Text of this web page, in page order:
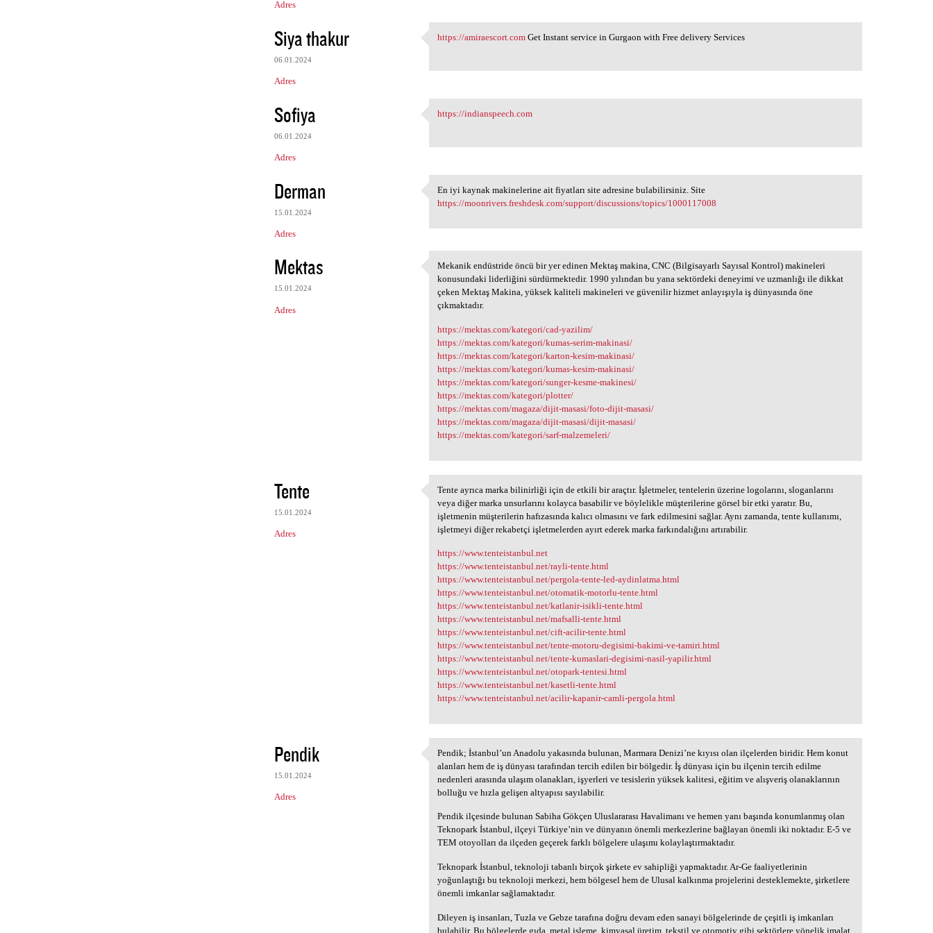
Adres
Siya thakur
06.01.2024
Adres
https://amiraescort.com Get
https://amiraescort.com Get Instant service in Gurgaon with Free delivery Services
Sofiya
06.01.2024
Adres
https://indianspeech.com
https://indianspeech.com
Derman
15.01.2024
Adres
En iyi kaynak makinelerine
En iyi kaynak makinelerine ait fiyatları site adresine bulabilirsiniz. Site
https://moonrivers.freshdesk.com/support/discussions/topics/1000117008
Mektas
15.01.2024
Adres
Mekanik endüstride öncü bir
Mekanik endüstride öncü bir yer edinen Mektaş makina, CNC (Bilgisayarlı Sayısal Kontrol) makineleri
konusundaki liderliğini sürdürmektedir. 1990 yılından bu yana sektördeki deneyimi ve uzmanlığı ile dikkat
çeken Mektaş Makina, yüksek kaliteli makineleri ve güvenilir hizmet anlayışıyla iş dünyasında öne
çıkmaktadır.
https://mektas.com/kategori/cad-yazilim/
https://mektas.com/kategori/kumas-serim-makinasi/
https://mektas.com/kategori/karton-kesim-makinasi/
https://mektas.com/kategori/kumas-kesim-makinasi/
https://mektas.com/kategori/sunger-kesme-makinesi/
https://mektas.com/kategori/plotter/
https://mektas.com/magaza/dijit-masasi/foto-dijit-masasi/
https://mektas.com/magaza/dijit-masasi/dijit-masasi/
https://mektas.com/kategori/sarf-malzemeleri/
Tente
15.01.2024
Adres
Tente ayrıca marka
Tente ayrıca marka bilinirliği için de etkili bir araçtır. İşletmeler, tentelerin üzerine logolarını, sloganlarını
veya diğer marka unsurlarını kolayca basabilir ve böylelikle müşterilerine görsel bir etki yaratır. Bu,
işletmenin müşterilerin hafızasında kalıcı olmasını ve fark edilmesini sağlar. Aynı zamanda, tente kullanımı,
işletmeyi diğer rekabetçi işletmelerden ayırt ederek marka farkındalığını artırabilir.
https://www.tenteistanbul.net
https://www.tenteistanbul.net/rayli-tente.html
https://www.tenteistanbul.net/pergola-tente-led-aydinlatma.html
https://www.tenteistanbul.net/otomatik-motorlu-tente.html
https://www.tenteistanbul.net/katlanir-isikli-tente.html
https://www.tenteistanbul.net/mafsalli-tente.html
https://www.tenteistanbul.net/cift-acilir-tente.html
https://www.tenteistanbul.net/tente-motoru-degisimi-bakimi-ve-tamiri.html
https://www.tenteistanbul.net/tente-kumaslari-degisimi-nasil-yapilir.html
https://www.tenteistanbul.net/otopark-tentesi.html
https://www.tenteistanbul.net/kasetli-tente.html
https://www.tenteistanbul.net/acilir-kapanir-camli-pergola.html
Pendik
15.01.2024
Adres
Pendik; İstanbul’un Anadolu
Pendik; İstanbul’un Anadolu yakasında bulunan, Marmara Denizi’ne kıyısı olan ilçelerden biridir. Hem konut
alanları hem de iş dünyası tarafından tercih edilen bir bölgedir. İş dünyası için bu ilçenin tercih edilme
nedenleri arasında ulaşım olanakları, işyerleri ve tesislerin yüksek kalitesi, eğitim ve alışveriş olanaklarının
bolluğu ve hızla gelişen altyapısı sayılabilir.
Pendik ilçesinde bulunan Sabiha Gökçen Uluslararası Havalimanı ve hemen yanı başında konumlanmış olan
Teknopark İstanbul, ilçeyi Türkiye’nin ve dünyanın önemli merkezlerine bağlayan önemli iki noktadır. E-5 ve
TEM otoyolları da ilçeden geçerek farklı bölgelere ulaşımı kolaylaştırmaktadır.
Teknopark İstanbul, teknoloji tabanlı birçok şirkete ev sahipliği yapmaktadır. Ar-Ge faaliyetlerinin
yoğunlaştığı bu teknoloji merkezi, hem bölgesel hem de Ulusal kalkınma projelerini desteklemekte, şirketlere
önemli imkanlar sağlamaktadır.
Dileyen iş insanları, Tuzla ve Gebze tarafına doğru devam eden sanayi bölgelerinde de çeşitli iş imkanları
bulabilir. Bu bölgelerde gıda, metal işleme, kimyasal üretim, tekstil ve otomotiv gibi sektörlere yönelik imalat